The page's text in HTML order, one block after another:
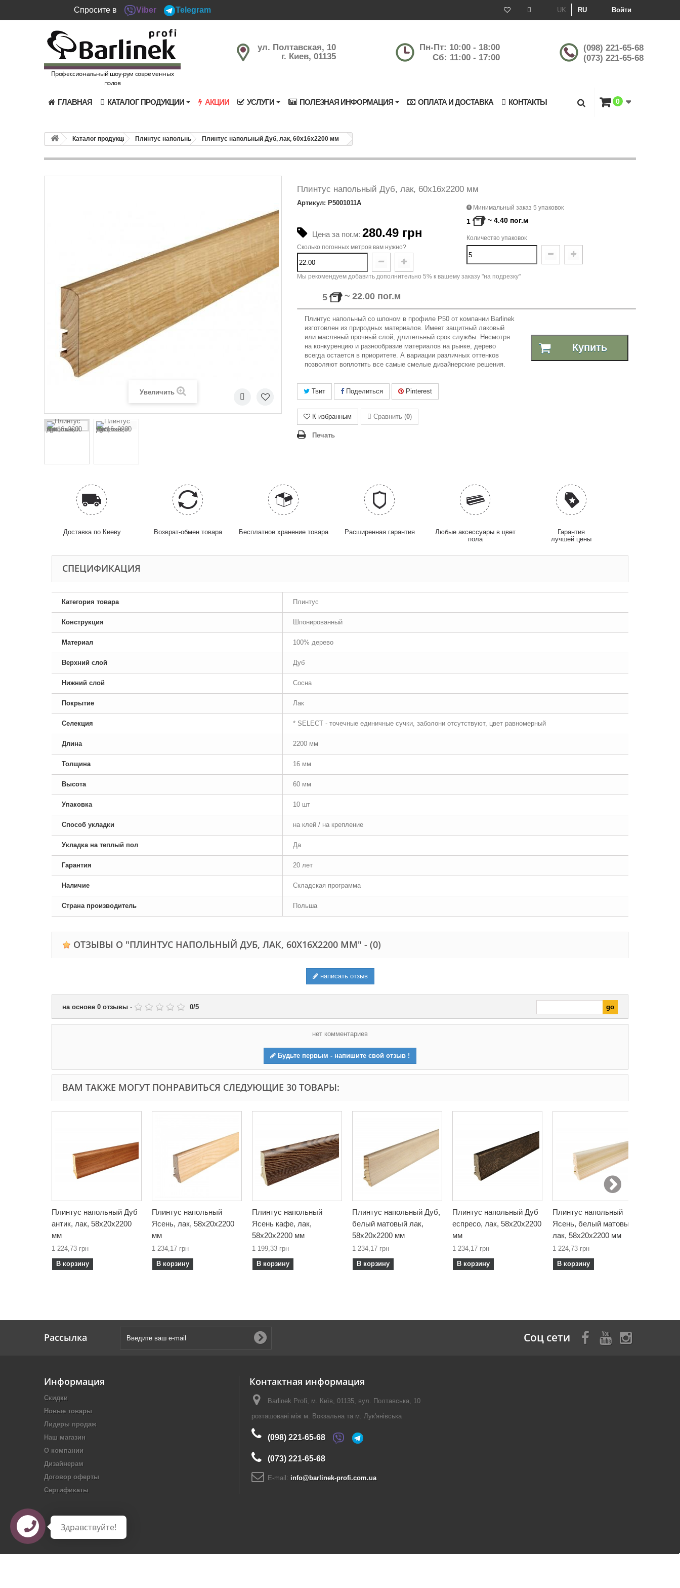
Спросите в Viber Telegram Войти
UK RU
Профессиональный шоу-рум современных
полов
ул. Полтавская, 10
г. Киев, 01135
Пн-Пт: 10:00 - 18:00
Сб: 11:00 - 17:00
(098) 221-65-68
(073) 221-65-68
ГЛАВНАЯ КАТАЛОГ ПРОДУКЦИИ АКЦИИ УСЛУГИ ПОЛЕЗНАЯ ИНФОРМАЦИЯ ОПЛАТА И ДОСТАВКА КОНТАКТЫ 0
Каталог продукции Плинтус напольный Плинтус напольный Дуб, лак, 60х16х2200 мм
Увеличить
Плинтус напольный Дуб, лак, 60х16х2200 мм
Артикул: P5001011A
Цена за пог.м: 280.49 грн
Минимальный заказ 5 упаковок
1 ~ 4.40 пог.м
Количество упаковок
Сколько погонных метров вам нужно?
Мы рекомендуем добавить дополнительно 5% к вашему заказу "на подрезку"
5 ~ 22.00 пог.м
Плинтус напольный со шпоном в профиле Р50 от компании Barlinek
изготовлен из природных материалов. Имеет защитный лаковый
или масляный прочный слой, длительный срок службы. Несмотря
на конкуренцию и разнообразие материалов на рынке, дерево
всегда остается в приоритете. А вариации различных оттенков
позволяют воплотить все самые смелые дизайнерские решения.
Купить
Твит Поделиться Pinterest
К избранным Сравнить (0)
Печать
Доставка по Киеву Возврат-обмен товара Бесплатное хранение товара Расширенная гарантия
Любые аксессуары в цвет
пола
Гарантия
лучшей цены
CПЕЦИФИКАЦИЯ
Категория товара Плинтус
Конструкция Шпонированный
Материал 100% дерево
Верхний слой Дуб
Нижний слой Сосна
Покрытие Лак
Селекция * SELECT - точечные единичные сучки, заболони отсутствуют, цвет равномерный
Длина 2200 мм
Толщина 16 мм
Высота 60 мм
Упаковка 10 шт
Способ укладки на клей / на крепление
Укладка на теплый пол Да
Гарантия 20 лет
Наличие Складская программа
Страна производитель Польша
ОТЗЫВЫ О "ПЛИНТУС НАПОЛЬНЫЙ ДУБ, ЛАК, 60Х16Х2200 ММ" - (0)
написать отзыв
на основе 0 отзывы - 0/5
нет комментариев
Будьте первым - напишите свой отзыв !
ВАМ ТАКЖЕ МОГУТ ПОНРАВИТЬСЯ СЛЕДУЮЩИЕ 30 ТОВАРЫ:
Плинтус напольный Дуб
антик, лак, 58х20х2200
мм
1 224,73 грн
В корзину
Плинтус напольный
Ясень, лак, 58х20х2200
мм
1 234,17 грн
В корзину
Плинтус напольный
Ясень кафе, лак,
58х20х2200 мм
1 199,33 грн
В корзину
Плинтус напольный Дуб,
белый матовый лак,
58х20х2200 мм
1 234,17 грн
В корзину
Плинтус напольный Дуб
еспресо, лак, 58х20х2200
мм
1 234,17 грн
В корзину
Плинтус напольный
Ясень, белый матовый
лак, 58х20х2200 мм
1 224,73 грн
В корзину
Рассылка Соц сети
Информация
Скидки
Новые товары
Лидеры продаж
Наш магазин
О компании
Дизайнерам
Договор оферты
Сертификаты
Контактная информация
Barlinek Profi, м. Київ, 01135, вул. Полтавська, 10
розташовані між м. Вокзальна та м. Лук'янівська
(098) 221-65-68
(073) 221-65-68
E-mail: info@barlinek-profi.com.ua
Здравствуйте!